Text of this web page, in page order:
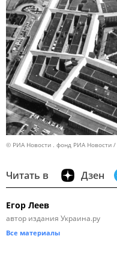
© РИА Новости . фонд РИА Новости
Читать в Дзен
Егор Леев
автор издания Украина.ру
Все материалы